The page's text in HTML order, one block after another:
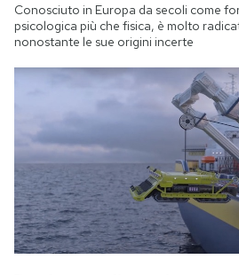
Conosciuto in Europa da secoli come
psicologica più che fisica, è molto
nonostante le sue origini incerte